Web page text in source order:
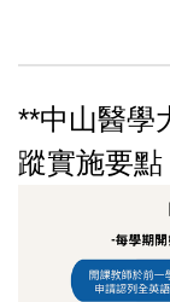
**中山醫學
蹤實施要點